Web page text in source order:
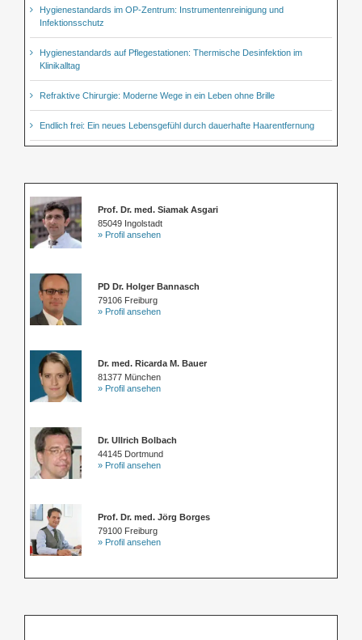
Hygienestandards im OP-Zentrum: Instrumentenreinigung und
Infektionsschutz
Hygienestandards auf Pflegestationen: Thermische Desinfektion im
Klinikalltag
Refraktive Chirurgie: Moderne Wege in ein Leben ohne Brille
Endlich frei: Ein neues Lebensgefühl durch dauerhafte Haarentfernung
Prof. Dr. med. Siamak Asgari
85049 Ingolstadt
» Profil ansehen
PD Dr. Holger Bannasch
79106 Freiburg
» Profil ansehen
Dr. med. Ricarda M. Bauer
81377 München
» Profil ansehen
Dr. Ullrich Bolbach
44145 Dortmund
» Profil ansehen
Prof. Dr. med. Jörg Borges
79100 Freiburg
» Profil ansehen